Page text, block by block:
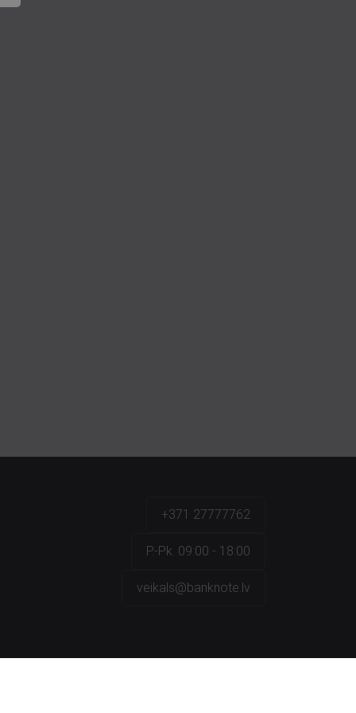
+371 27777762
P.-Pk. 09:00 - 18:00
veikals@banknote.lv